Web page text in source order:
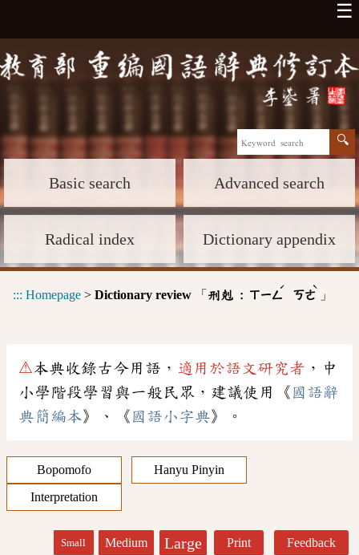
☰
Basic search Advanced search
Radical index Dictionary appendix
::: Homepage > Dictionary review 「 刑剋 : ㄒㄧㄥ
ˊ
ㄎㄜ
ˋ
」
⚠本典收錄古今用語， 適用於語文研究者 ，中
小學階段學習與一般民眾，建議使用《 國語辭
典簡編本》、《 國語小字典》。
Bopomofo
Hanyu Pinyin
Interpretation
Small Medium Large Print Feedback